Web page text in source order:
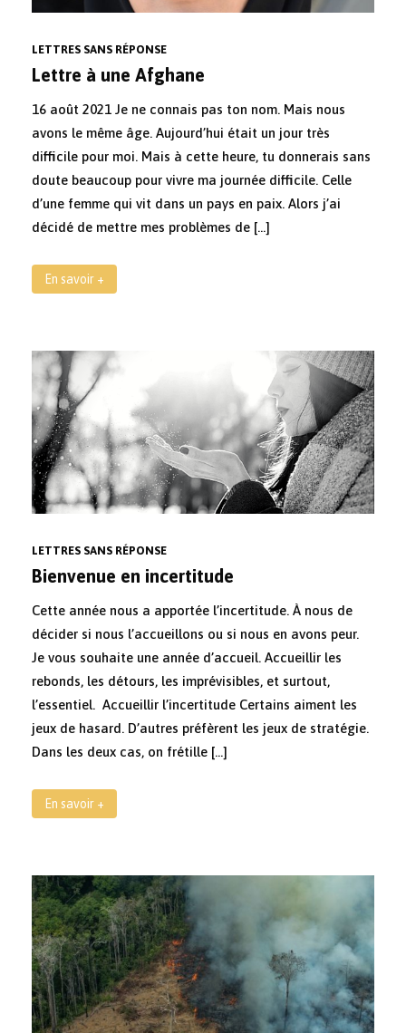
LETTRES SANS RÉPONSE
Lettre à une Afghane
16 août 2021 Je ne connais pas ton nom. Mais nous
avons le même âge. Aujourd’hui était un jour très
difficile pour moi. Mais à cette heure, tu donnerais sans
doute beaucoup pour vivre ma journée difficile. Celle
d’une femme qui vit dans un pays en paix. Alors j’ai
décidé de mettre mes problèmes de […]
En savoir +
LETTRES SANS RÉPONSE
Bienvenue en incertitude
Cette année nous a apportée l’incertitude. À nous de
décider si nous l’accueillons ou si nous en avons peur.
Je vous souhaite une année d’accueil. Accueillir les
rebonds, les détours, les imprévisibles, et surtout,
l’essentiel. Accueillir l’incertitude Certains aiment les
jeux de hasard. D’autres préfèrent les jeux de stratégie.
Dans les deux cas, on frétille […]
En savoir +